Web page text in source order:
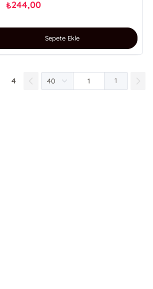
₺244,00
Sepete Ekle
4 1